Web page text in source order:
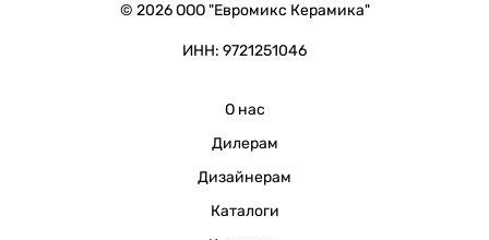
© 2026 ООО "Евромикс Керамика"
ИНН: 9721251046
О нас
Дилерам
Дизайнерам
Каталоги